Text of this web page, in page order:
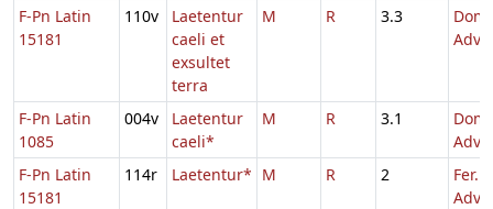
F-Pn Latin
15181
110v
Laetentur
caeli et
exsultet
terra
M R 3.3
F-Pn Latin
1085
004v
Laetentur
caeli*
M R 3.1
F-Pn Latin
15181
114r Laetentur* M R 2
Fer. 4